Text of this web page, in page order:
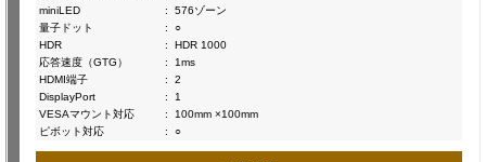
miniLED
:
576ゾーン
量子ドット
:
○
HDR
:
HDR 1000
応答速度（GTG）
:
1ms
HDMI端子
:
2
DisplayPort
:
1
VESAマウント対応
:
100mm ×100mm
ピボット対応
: ○